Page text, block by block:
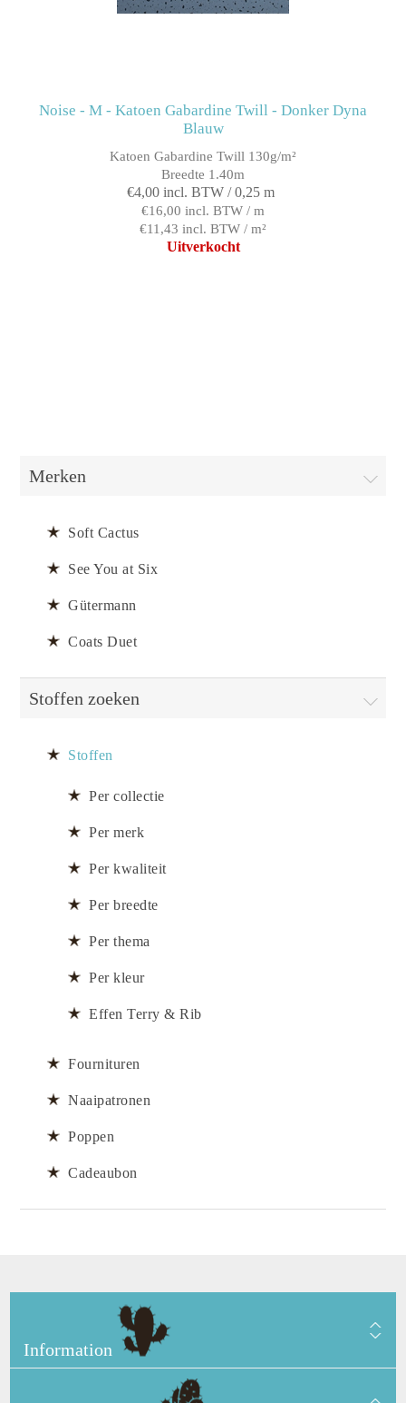
Noise - M - Katoen Gabardine Twill - Donker Dyna
Blauw
Katoen Gabardine Twill 130g/m²
Breedte 1.40m
€4,00 incl. BTW / 0,25 m
€16,00 incl. BTW / m
€11,43 incl. BTW / m²
Uitverkocht
Merken
Soft Cactus
See You at Six
Gütermann
Coats Duet
Stoffen zoeken
Stoffen
Per collectie
Per merk
Per kwaliteit
Per breedte
Per thema
Per kleur
Effen Terry & Rib
Fournituren
Naaipatronen
Poppen
Cadeaubon
Information